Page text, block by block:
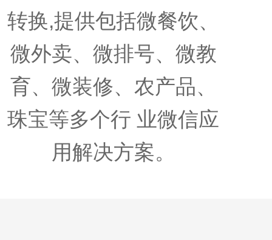
转换,提供包括微餐饮、
微外卖、微排号、微教
育、微装修、农产品、
珠宝等多个行 业微信应
用解决方案。